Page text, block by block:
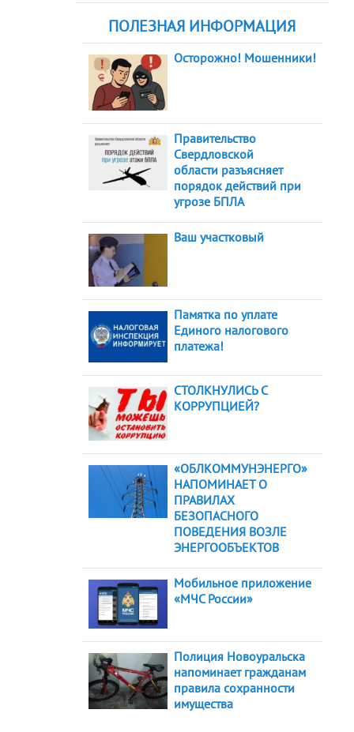
ПОЛЕЗНАЯ ИНФОРМАЦИЯ
Осторожно! Мошенники!
Правительство
Свердловской
области разъясняет
порядок действий при
угрозе БПЛА
Ваш участковый
Памятка по уплате
Единого налогового
платежа!
СТОЛКНУЛИСЬ С
КОРРУПЦИЕЙ?
«ОБЛКОММУНЭНЕРГО»
НАПОМИНАЕТ О
ПРАВИЛАХ
БЕЗОПАСНОГО
ПОВЕДЕНИЯ ВОЗЛЕ
ЭНЕРГООБЪЕКТОВ
Мобильное приложение
«МЧС России»
Полиция Новоуральска
напоминает гражданам
правила сохранности
имущества